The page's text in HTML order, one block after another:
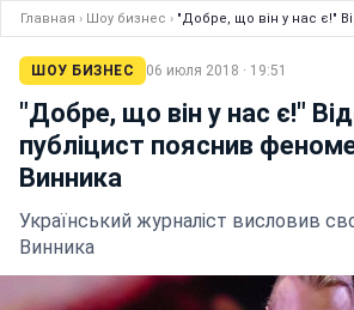
Главная › Шоу бизнес › "Добре, що він у нас є!"
ШОУ БИЗНЕС 06 июля 2018 · 19:51
"Добре, що він у нас є!"
публіцист пояснив
Винника
Український журналіст висловив
Винника